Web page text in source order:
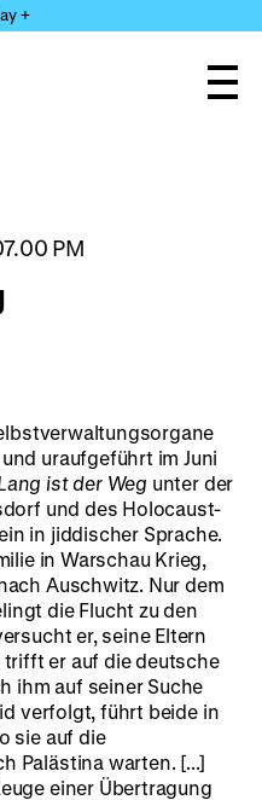
+
PM
uraufgeführt im Juni
ist der Weg unter der
und des Holocaust-
in jiddischer Sprache.
in Warschau Krieg,
Auschwitz. Nur dem
die Flucht zu den
er, seine Eltern
trifft er auf die deutsche
ihm auf seiner Suche
verfolgt, führt beide in
sie auf die
Palästina warten. [...]
einer Übertragung